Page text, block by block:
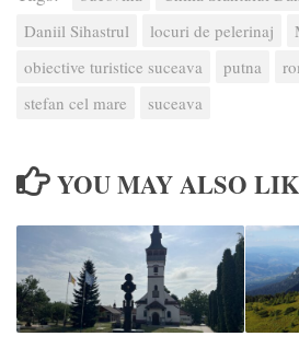
Daniil Sihastrul
locuri de pelerinaj
obiective turistice suceava
putna
stefan cel mare
suceava
YOU MAY ALSO